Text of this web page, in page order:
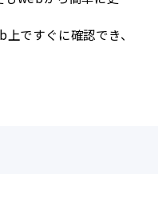
ですぐに確認でき、